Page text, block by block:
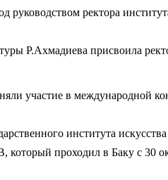
руководством ректора
Р.Ахмадиева присвоила
участие в международной
института искусства
проходил в Баку с 30